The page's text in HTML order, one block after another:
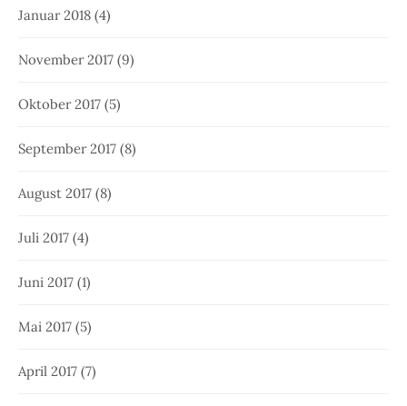
Januar 2018 (4)
November 2017 (9)
Oktober 2017 (5)
September 2017 (8)
August 2017 (8)
Juli 2017 (4)
Juni 2017 (1)
Mai 2017 (5)
April 2017 (7)